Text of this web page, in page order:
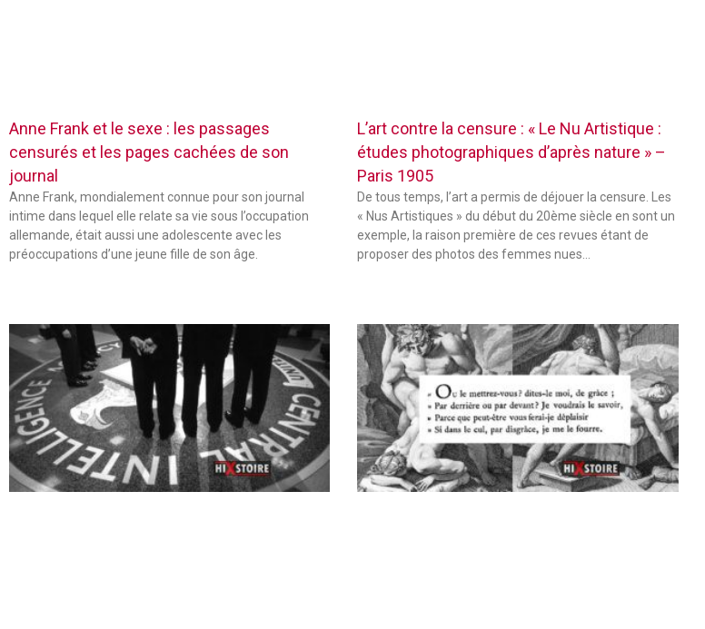
Anne Frank et le sexe : les passages
censurés et les pages cachées de son
journal
Anne Frank, mondialement connue pour son journal
intime dans lequel elle relate sa vie sous l’occupation
allemande, était aussi une adolescente avec les
préoccupations d’une jeune fille de son âge.
L’art contre la censure : « Le Nu Artistique :
études photographiques d’après nature » –
Paris 1905
De tous temps, l’art a permis de déjouer la censure. Les
« Nus Artistiques » du début du 20ème siècle en sont un
exemple, la raison première de ces revues étant de
proposer des photos des femmes nues…